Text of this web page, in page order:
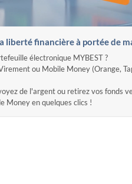
liberté financière à portée de
électronique MYBEST ?
ou Mobile Money (Orange,
de l'argent ou retirez vos fonds
Money en quelques clics !